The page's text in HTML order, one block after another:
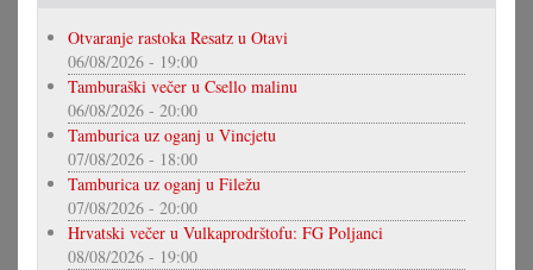
Otvaranje rastoka Resatz u Otavi
06/08/2026 - 19:00
Tamburaški večer u Csello malinu
06/08/2026 - 20:00
Tamburica uz oganj u Vincjetu
07/08/2026 - 18:00
Tamburica uz oganj u Filežu
07/08/2026 - 20:00
Hrvatski večer u Vulkaprodrštofu: FG Poljanci
08/08/2026 - 19:00